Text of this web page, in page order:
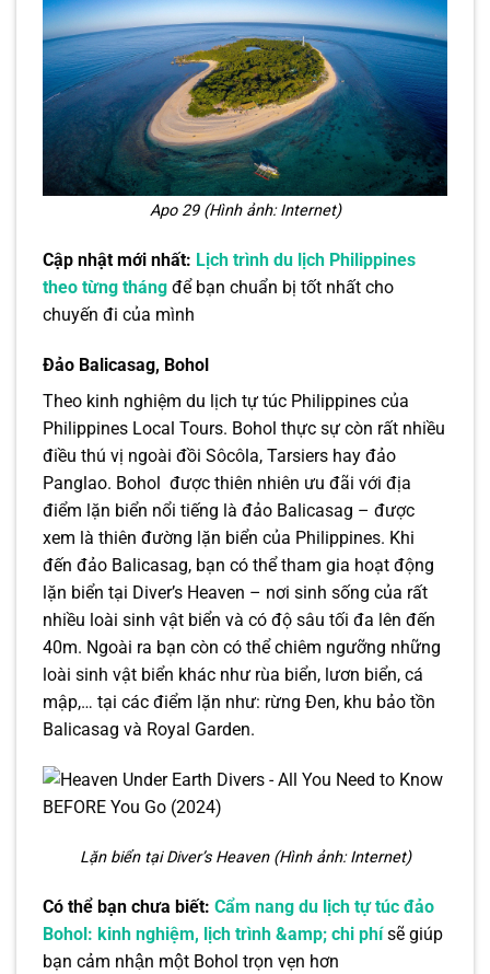
Apo 29 (Hình ảnh: Internet)
Cập nhật mới nhất: Lịch trình du lịch Philippines
theo từng tháng để bạn chuẩn bị tốt nhất cho
chuyến đi của mình
Đảo Balicasag, Bohol
Theo kinh nghiệm du lịch tự túc Philippines của
Philippines Local Tours. Bohol thực sự còn rất nhiều
điều thú vị ngoài đồi Sôcôla, Tarsiers hay đảo
Panglao. Bohol được thiên nhiên ưu đãi với địa
điểm lặn biển nổi tiếng là đảo Balicasag – được
xem là thiên đường lặn biển của Philippines. Khi
đến đảo Balicasag, bạn có thể tham gia hoạt động
lặn biển tại Diver’s Heaven – nơi sinh sống của rất
nhiều loài sinh vật biển và có độ sâu tối đa lên đến
40m. Ngoài ra bạn còn có thể chiêm ngưỡng những
loài sinh vật biển khác như rùa biển, lươn biển, cá
mập,… tại các điểm lặn như: rừng Đen, khu bảo tồn
Balicasag và Royal Garden.
Lặn biển tại Diver’s Heaven (Hình ảnh: Internet)
Có thể bạn chưa biết: Cẩm nang du lịch tự túc đảo
Bohol: kinh nghiệm, lịch trình &amp; chi phí sẽ giúp
bạn cảm nhận một Bohol trọn vẹn hơn